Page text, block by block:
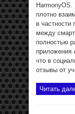
HarmonyOS.
плотно
в частности
между
полностью
приложения
что в
отзывы от
Читать